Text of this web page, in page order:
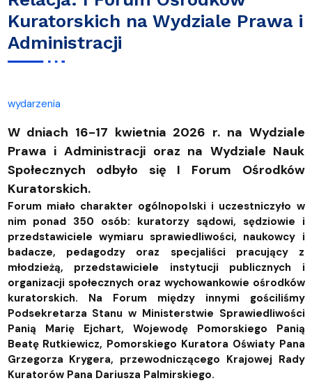
Kuratorskich na Wydziale Prawa i
Administracji
wydarzenia
W dniach 16-17 kwietnia 2026 r. na Wydziale
Prawa i Administracji oraz na Wydziale Nauk
Społecznych odbyło się I Forum Ośrodków
Kuratorskich.
Forum miało charakter ogólnopolski i uczestniczyło w
nim ponad 350 osób: kuratorzy sądowi, sędziowie i
przedstawiciele wymiaru sprawiedliwości, naukowcy i
badacze, pedagodzy oraz specjaliści pracujący z
młodzieżą, przedstawiciele instytucji publicznych i
organizacji społecznych oraz wychowankowie ośrodków
kuratorskich. Na Forum między innymi gościliśmy
Podsekretarza Stanu w Ministerstwie Sprawiedliwości
Panią Marię Ejchart, Wojewodę Pomorskiego Panią
Beatę Rutkiewicz, Pomorskiego Kuratora Oświaty Pana
Grzegorza Krygera, przewodniczącego Krajowej Rady
Kuratorów Pana Dariusza Palmirskiego.